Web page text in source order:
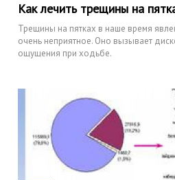
Как лечить трещины на
Трещины на пятках в наше время
очень неприятное. Оно вызывает
ощущения при ходьбе.